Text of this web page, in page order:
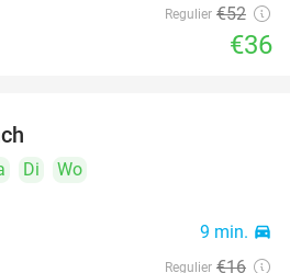
Regulier €52
€36
Di
Wo
9 min. directions_car
Regulier €16